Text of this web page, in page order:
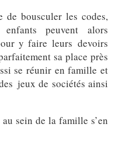
de bousculer les codes,
peuvent alors
y faire leurs devoirs
sa place près
se réunir en famille et
jeux de sociétés ainsi
sein de la famille s’en